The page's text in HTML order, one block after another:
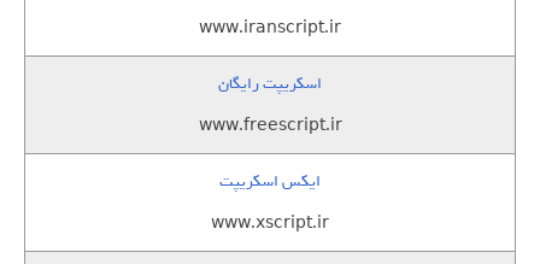
www.iranscript.ir
اسکریپت رایگان
www.freescript.ir
ایکس اسکریپت
www.xscript.ir